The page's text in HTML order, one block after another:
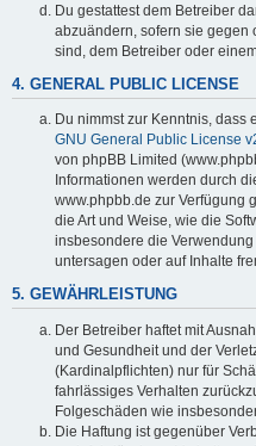
Du gestattest dem Betreiber
abzuändern, sofern sie gegen
sind, dem Betreiber oder
4. GENERAL PUBLIC LICENSE
Du nimmst zur Kenntnis, dass
GNU General Public License
von phpBB Limited
Informationen werden durch
www.phpbb.de zur Verfügung
die Art und Weise, wie die
insbesondere die
untersagen oder auf Inhalte
5. GEWÄHRLEISTUNG
Der Betreiber haftet mit
und Gesundheit und der
(Kardinalpflichten) nur für
fahrlässiges Verhalten
Folgeschäden wie
Die Haftung ist gegenüber